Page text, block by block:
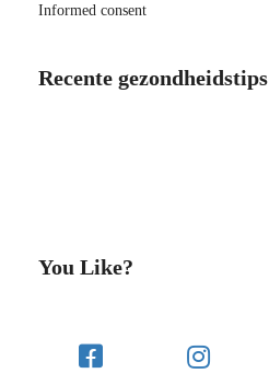
Informed consent
Recente gezondheidstips
You Like?